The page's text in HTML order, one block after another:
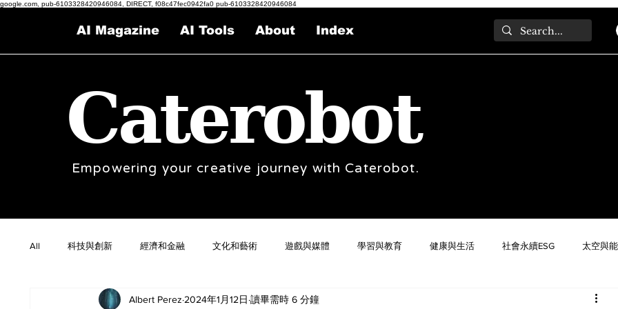
google.com, pub-6103328420946084, DIRECT, f08c47fec0942fa0 pub-6103328420946084
AI Magazine AI Tools About Index
Caterobot
Empowering your creative journey with Caterobot.
All 科技與創新 經濟和金融 文化和藝術 遊戲與媒體 學習與教育 健康與生活 社會永續ESG 太空與
Albert Perez 2024年1月12日 讀畢需時 6 分鐘